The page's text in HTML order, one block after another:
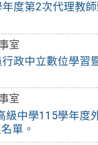
度第2次代理教
室
政中立數位學習
室
級中學115學年度
單。